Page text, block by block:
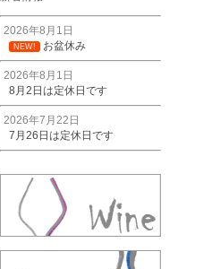
2026年8月1日
NEW! お盆休み
2026年8月1日
8月2日は定休日です
2026年7月22日
7月26日は定休日です